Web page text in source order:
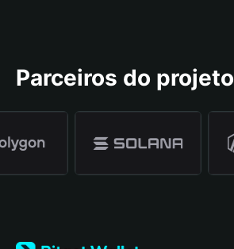
Parceiros do projeto